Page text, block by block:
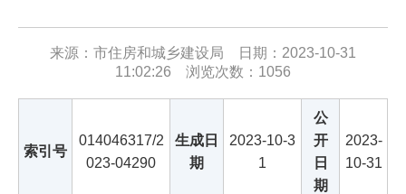
来源：市住房和城乡建设局 日期：2023-10-31
11:02:26 浏览次数： 1056
索引号
014046317/2
023-04290
生成日
期
2023-10-3
1
公
开
日
期
2023-
10-31